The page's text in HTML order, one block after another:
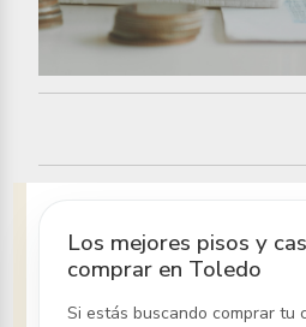
Los mejores pisos y
comprar en Toledo
Si estás buscando comprar tu